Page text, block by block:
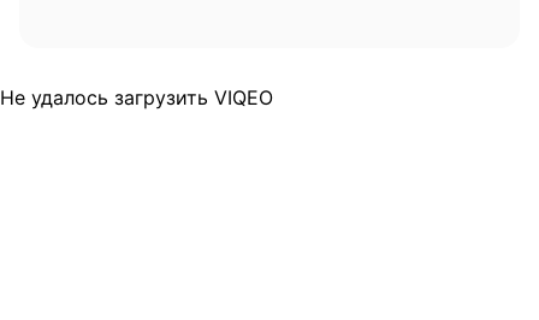
Не удалось загрузить VIQEO